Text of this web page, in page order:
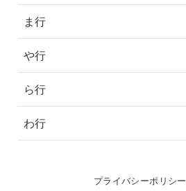
ま行
や行
ら行
わ行
プライバシーポリシー